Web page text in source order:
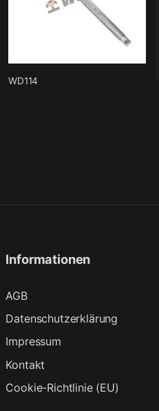
WD114
Informationen
AGB
Datenschutzerklärung
Impressum
Kontakt
Cookie-Richtlinie (EU)